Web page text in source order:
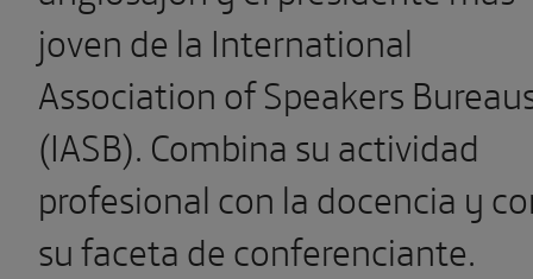
joven de la International
Association of Speakers
(IASB). Combina su actividad
profesional con la docencia y
su faceta de conferenciante.